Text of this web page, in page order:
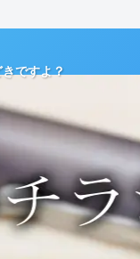
ですよ？